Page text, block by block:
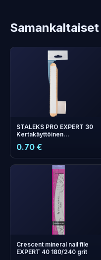
STALEKS PRO EXPERT 30
Kertakäyttöinen
0.70 €
Crescent mineral nail file
EXPERT 40 180/240 grit